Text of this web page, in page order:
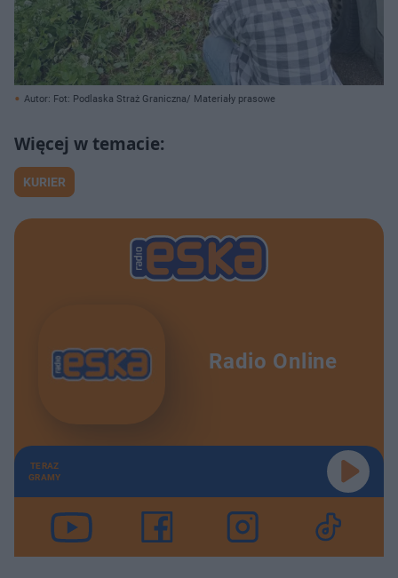
Autor: Fot: Podlaska Straż Graniczna/ Materiały prasowe
KURIER
Radio Online
TERAZ
GRAMY